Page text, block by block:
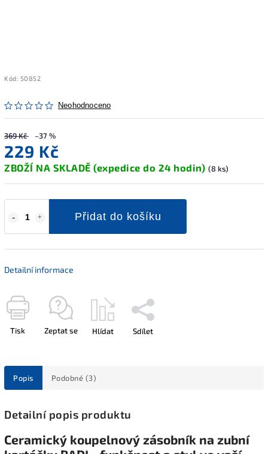
Kód: 50852
Neohodnoceno
369 Kč –37 %
229 Kč
ZBOŽÍ NA SKLADĚ (expedice do 24 hodin) (8 ks)
Přidat do košíku
Detailní informace
Tisk Zeptat se Hlídat Sdílet
Popis Podobné (3)
Detailní popis produktu
Ceramický koupelnový zásobník na zubní